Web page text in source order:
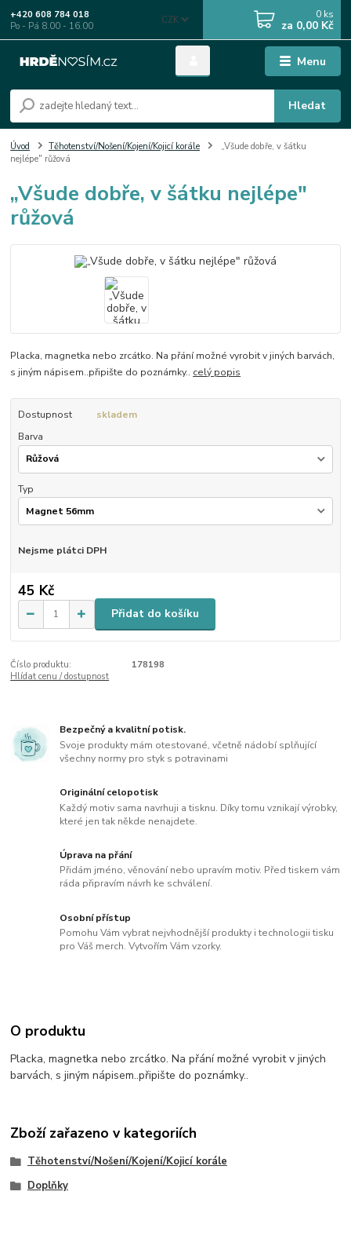
Menu
CZK
Hledat
+420 608 784 018
Po - Pá 8.00 - 16.00
0 ks
za 0,00 Kč
Úvod Těhotenství/Nošení/Kojení/Kojicí korále
„Všude dobře, v šátku
nejlépe" růžová
„Všude dobře, v šátku nejlépe"
růžová
Placka, magnetka nebo zrcátko. Na přání možné vyrobit v jiných barvách,
s jiným nápisem..připište do poznámky.. celý popis
Dostupnost
skladem
Barva
Typ
Nejsme plátci DPH
45 Kč
Přidat do košíku
Číslo produktu:
178198
Hlídat cenu / dostupnost
Bezpečný a kvalitní potisk.
Svoje produkty mám otestované, včetně nádobí splňující
všechny normy pro styk s potravinami
Originální celopotisk
Každý motiv sama navrhuji a tisknu. Díky tomu vznikají výrobky,
které jen tak někde nenajdete.
Úprava na přání
Přidám jméno, věnování nebo upravím motiv. Před tiskem vám
ráda připravím návrh ke schválení.
Osobní přístup
Pomohu Vám vybrat nejvhodnější produkty i technologii tisku
pro Váš merch. Vytvořím Vám vzorky.
O produktu
Placka, magnetka nebo zrcátko. Na přání možné vyrobit v jiných
barvách, s jiným nápisem..připište do poznámky..
Zboží zařazeno v kategoriích
Těhotenství/Nošení/Kojení/Kojicí korále
Doplňky